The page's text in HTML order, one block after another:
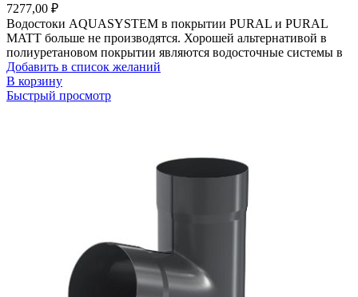
7277,00 ₽
Водостоки AQUASYSTEM в покрытии PURAL и PURAL
MATT больше не производятся. Хорошей альтернативой в
полиуретановом покрытии являются водосточные системы в
Добавить в список желаний
В корзину
Быстрый просмотр